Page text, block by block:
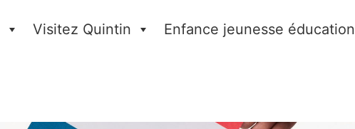
Visitez Quintin Enfance jeunesse éducation